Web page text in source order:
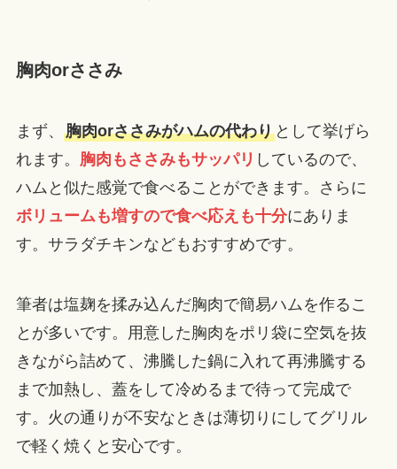
胸肉orささみ
まず、 胸肉orささみがハムの代わりとして挙げら
れます。 胸肉もささみもサッパリ しているので、
ハムと似た感覚で食べることができます。さらに
ボリュームも増すので食べ応えも十分にありま
す。サラダチキンなどもおすすめです。
筆者は塩麹を揉み込んだ胸肉で簡易ハムを作るこ
とが多いです。用意した胸肉をポリ袋に空気を抜
きながら詰めて、沸騰した鍋に入れて再沸騰する
まで加熱し、蓋をして冷めるまで待って完成で
す。火の通りが不安なときは薄切りにしてグリル
で軽く焼くと安心です。